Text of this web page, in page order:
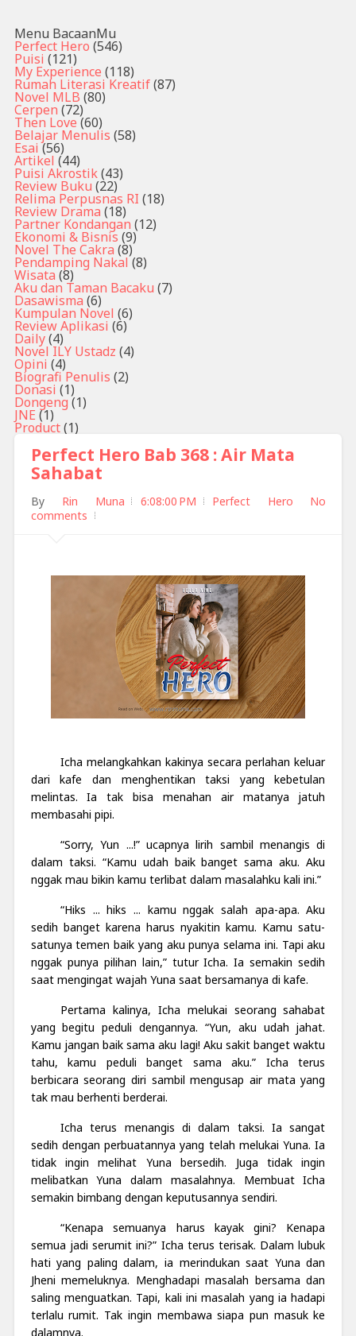
Menu BacaanMu
Perfect Hero (546)
Puisi (121)
My Experience (118)
Rumah Literasi Kreatif(87)
Novel MLB (80)
Cerpen (72)
Then Love (60)
Belajar Menulis (58)
Esai (56)
Artikel (44)
Puisi Akrostik(43)
Review Buku (22)
Relima Perpusnas RI (18)
Review Drama (18)
Partner Kondangan (12)
Ekonomi & Bisnis (9)
Novel The Cakra (8)
Pendamping Nakal (8)
Wisata (8)
Aku dan Taman Bacaku (7)
Dasawisma (6)
Kumpulan Novel (6)
Review Aplikasi (6)
Daily(4)
Novel ILY Ustadz (4)
Opini (4)
Biografi Penulis (2)
Donasi (1)
Dongeng (1)
JNE (1)
Product(1)
Perfect Hero Bab 368 : Air Mata
Sahabat
By Rin Muna 6:08:00 PM Perfect Hero
No
comments
Icha melangkahkan kakinya secara perlahan keluar
dari kafe dan menghentikan taksi yang kebetulan
melintas. Ia tak bisa menahan air matanya jatuh
membasahi pipi.
“Sorry, Yun ...!” ucapnya lirih sambil menangis di
dalam taksi. “Kamu udah baik banget sama aku. Aku
nggak mau bikin kamu terlibat dalam masalahku kali ini.”
“Hiks ... hiks ... kamu nggak salah apa-apa. Aku
sedih banget karena harus nyakitin kamu. Kamu satu-
satunya temen baik yang aku punya selama ini. Tapi aku
nggak punya pilihan lain,” tutur Icha. Ia semakin sedih
saat mengingat wajah Yuna saat bersamanya di kafe.
Pertama kalinya, Icha melukai seorang sahabat
yang begitu peduli dengannya. “Yun, aku udah jahat.
Kamu jangan baik sama aku lagi! Aku sakit banget waktu
tahu, kamu peduli banget sama aku.” Icha terus
berbicara seorang diri sambil mengusap air mata yang
tak mau berhenti berderai.
Icha terus menangis di dalam taksi. Ia sangat
sedih dengan perbuatannya yang telah melukai Yuna. Ia
tidak ingin melihat Yuna bersedih. Juga tidak ingin
melibatkan Yuna dalam masalahnya. Membuat Icha
semakin bimbang dengan keputusannya sendiri.
“Kenapa semuanya harus kayak gini? Kenapa
semua jadi serumit ini?” Icha terus terisak. Dalam lubuk
hati yang paling dalam, ia merindukan saat Yuna dan
Jheni memeluknya. Menghadapi masalah bersama dan
saling menguatkan. Tapi, kali ini masalah yang ia hadapi
terlalu rumit. Tak ingin membawa siapa pun masuk ke
dalamnya.